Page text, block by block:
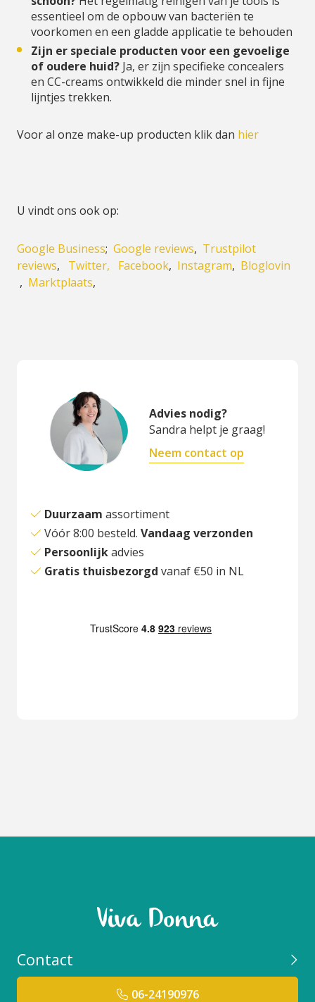
essentieel om de opbouw van bacteriën te
voorkomen en een gladde applicatie te behouden
Zijn er speciale producten voor een gevoelige
of oudere huid? Ja, er zijn specifieke concealers
en CC-creams ontwikkeld die minder snel in fijne
lijntjes trekken.
Voor al onze make-up producten klik dan hier
U vindt ons ook op:
Google Business; Google reviews, Trustpilot
reviews, Twitter, Facebook, Instagram, Bloglovin
, Marktplaats,
Advies nodig?
Sandra helpt je graag!
Neem contact op
Duurzaam assortiment
Vóór 8:00 besteld. Vandaag verzonden
Persoonlijkadvies
Gratis thuisbezorgd vanaf €50 in NL
Contact
06-24190976